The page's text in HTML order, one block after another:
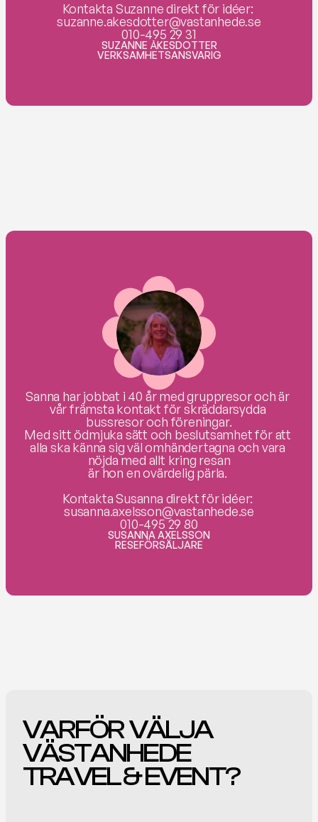
Kontakta Suzanne direkt för idéer:
suzanne.akesdotter@vastanhede.se
010-495 29 31
SUZANNE ÅKESDOTTER
VERKSAMHETSANSVARIG
Sanna har jobbat i 40 år med gruppresor och är
vår främsta kontakt för skräddarsydda
bussresor och föreningar.
Med sitt ödmjuka sätt och beslutsamhet för att
alla ska känna sig väl omhändertagna och vara
nöjda med allt kring resan
är hon en ovärdelig pärla.
Kontakta Susanna direkt för idéer:
susanna.axelsson@vastanhede.se
010-495 29 80
SUSANNA AXELSSON
RESEFÖRSÄLJARE
VARFÖR  VÄLJA
VÄSTANHEDE
TRAVEL & EVENT?